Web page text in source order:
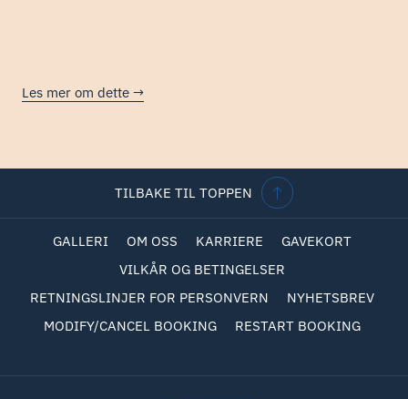
Les mer om dette
TILBAKE TIL TOPPEN
GALLERI OM OSS KARRIERE
GAVEKORT
VILKÅR OG BETINGELSER
RETNINGSLINJER FOR PERSONVERN
NYHETSBREV
MODIFY/CANCEL BOOKING
RESTART BOOKING